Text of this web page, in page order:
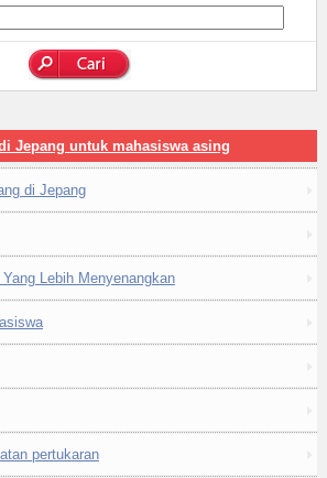
Jepang untuk mahasiswa asing
di Jepang
Lebih Menyenangkan
pertukaran